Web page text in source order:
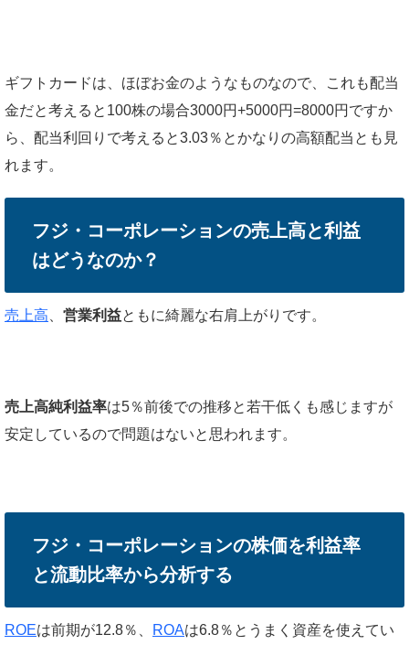
ギフトカードは、ほぼお金のようなものなので、これも配当
金だと考えると100株の場合3000円+5000円=8000円ですか
ら、配当利回りで考えると3.03％とかなりの高額配当とも見
れます。
フジ・コーポレーションの売上高と利益
はどうなのか？
売上高 営業利益ともに綺麗な右肩上がりです。
売上高純利益率は5％前後での推移と若干低くも感じますが
安定しているので問題はないと思われます。
フジ・コーポレーションの株価を利益率
と流動比率から分析する
ROEは前期が12.8％、 ROAは6.8％とうまく資産を使えてい